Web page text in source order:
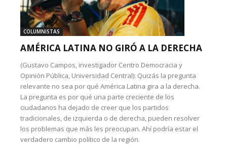
COLUMNISTAS
AMÉRICA LATINA NO GIRÓ A LA DERECHA
(Gustavo Campos, investigador Centro Democracia y
Opinión Pública, Universidad Central): Quizás la pregunta
relevante no sea por qué América Latina gira a la derecha.
La pregunta es por qué una parte creciente de los
ciudadanos ha dejado de creer que los partidos
tradicionales, de izquierda o de derecha, pueden resolver
los problemas que más les preocupan. Ahí podría estar el
verdadero cambio político de la región.